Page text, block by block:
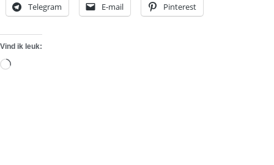
Telegram E-mail Pinterest
Vind ik leuk:
Aan